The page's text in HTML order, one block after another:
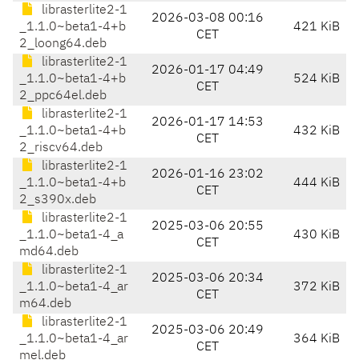
librasterlite2-1
_1.1.0~beta1-4+b
2_loong64.deb
2026-03-08 00:16
CET
421 KiB
librasterlite2-1
_1.1.0~beta1-4+b
2_ppc64el.deb
2026-01-17 04:49
CET
524 KiB
librasterlite2-1
_1.1.0~beta1-4+b
2_riscv64.deb
2026-01-17 14:53
CET
432 KiB
librasterlite2-1
_1.1.0~beta1-4+b
2_s390x.deb
2026-01-16 23:02
CET
444 KiB
librasterlite2-1
_1.1.0~beta1-4_a
md64.deb
2025-03-06 20:55
CET
430 KiB
librasterlite2-1
_1.1.0~beta1-4_ar
m64.deb
2025-03-06 20:34
CET
372 KiB
librasterlite2-1
_1.1.0~beta1-4_ar
mel.deb
2025-03-06 20:49
CET
364 KiB